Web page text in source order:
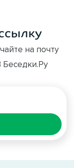
на почту
Беседки.Ру